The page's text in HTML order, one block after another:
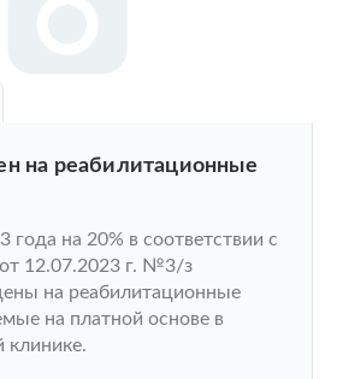
на реабилитационные
года на 20% в соответствии с
12.07.2023 г. №3/з
на реабилитационные
на платной основе в
клинике.